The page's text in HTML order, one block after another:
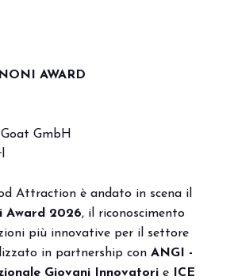
AWARD
GmbH
Attraction è andato in scena il
Award 2026, il riconoscimento
più innovative per il settore
in partnership con ANGI -
Giovani Innovatori e
ICE